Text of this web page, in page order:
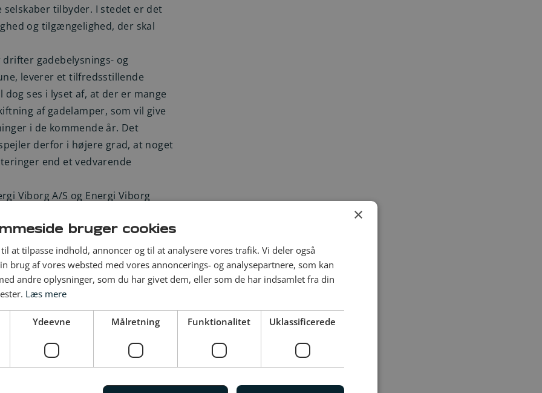
tilbyder. I stedet er det
og tilgængelighed, der skal
drifter gadebelysnings- og
leverer et tilfredsstillende
ses i lyset af, at der er mange
af gadelamper, som vil give
i de kommende år. Det
derfor i højere grad, at noget
end et vedvarende
Viborg A/S og Energi Viborg
der skal balancere
Energi Viborg A/S et underskud
Elteknik A/S leverer et
leverer i overvejende
Energi Viborg A/S leverer
økonomi- og lønstyring
Viborg Elteknik A/S står for
for selskaberne Elnet Midt
×
bruger cookies
at tilpasse indhold, annoncer og til at analysere vores trafik. Vi deler også
brug af vores websted med vores annoncerings- og analysepartnere, som kan
andre oplysninger, som du har givet dem, eller som de har indsamlet fra din
Læs mere
Ydeevne Målretning Funktionalitet Uklassificerede